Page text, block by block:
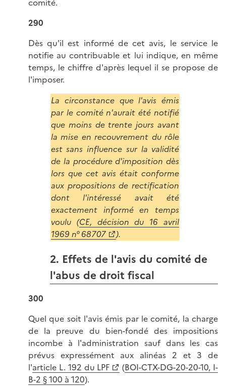
comité.
290
Dès qu'il est informé de cet avis, le service le
notifie au contribuable et lui indique, en même
temps, le chiffre d'après lequel il se propose de
l'imposer.
La circonstance que l'avis émis
par le comité n'aurait été notifié
que moins de trente jours avant
la mise en recouvrement du rôle
est sans influence sur la validité
de la procédure d'imposition dès
lors que cet avis était conforme
aux propositions de rectification
dont l'intéressé avait été
exactement informé en temps
voulu (CE, décision du 16 avril
1969 n° 68707
).
2. Effets de l'avis du comité de
l'abus de droit fiscal
300
Quel que soit l'avis émis par le comité, la charge
de la preuve du bien-fondé des impositions
incombe à l'administration sauf dans les cas
prévus expressément aux alinéas 2 et 3 de
l'article L. 192 du LPF (BOI-CTX-DG-20-20-10, I-
B-2 § 100 à 120).